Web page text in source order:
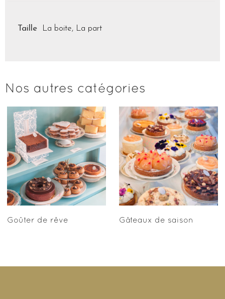
Taille La boite, La part
Nos autres catégories
Goûter de rêve Gâteaux de saison